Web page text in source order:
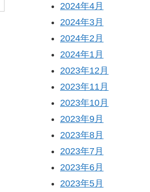
2024年4月
2024年3月
2024年2月
2024年1月
2023年12月
2023年11月
2023年10月
2023年9月
2023年8月
2023年7月
2023年6月
2023年5月